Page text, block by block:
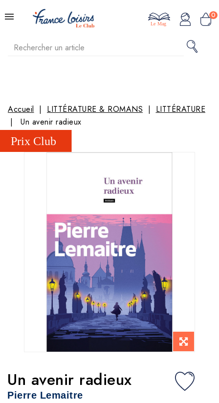
0
Le Mag
Accueil LITTÉRATURE & ROMANS
LITTÉRATURE
Un avenir radieux
Un avenir radieux
Pierre Lemaitre